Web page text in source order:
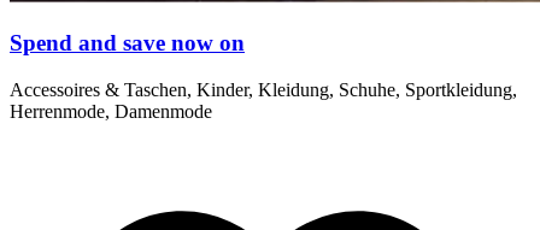
Spend and save now on
Accessoires & Taschen, Kinder, Kleidung, Schuhe, Sportkleidung,
Herrenmode, Damenmode